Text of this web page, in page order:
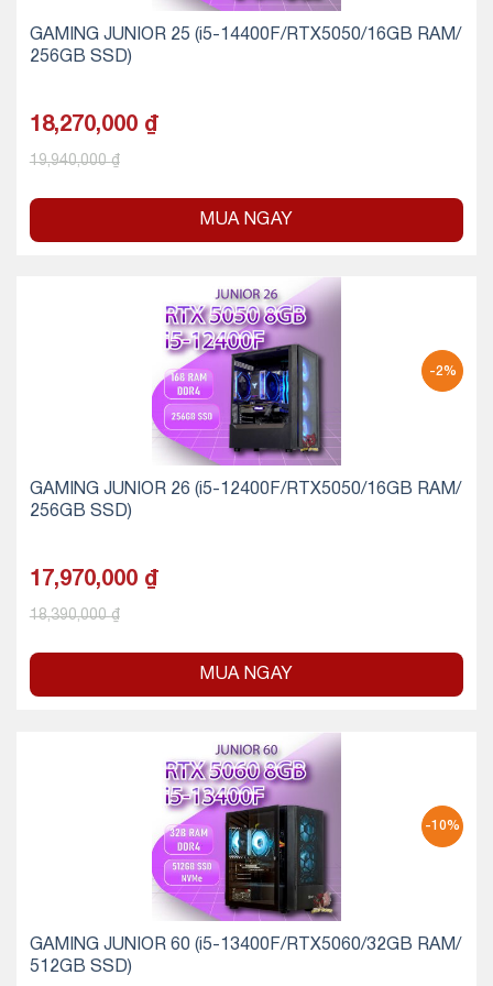
GAMING JUNIOR 25 (i5-14400F/RTX5050/16GB RAM/
256GB SSD)
18,270,000 ₫
19,940,000₫
MUA NGAY
-2%
GAMING JUNIOR 26 (i5-12400F/RTX5050/16GB RAM/
256GB SSD)
17,970,000 ₫
18,390,000₫
MUA NGAY
-10%
GAMING JUNIOR 60 (i5-13400F/RTX5060/32GB RAM/
512GB SSD)